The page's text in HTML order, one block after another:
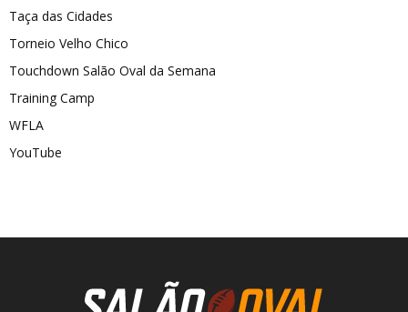
Taça das Cidades
Torneio Velho Chico
Touchdown Salão Oval da Semana
Training Camp
WFLA
YouTube